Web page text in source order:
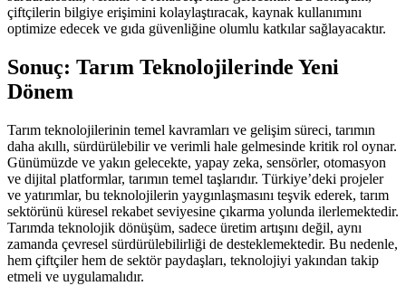
çiftçilerin bilgiye erişimini kolaylaştıracak, kaynak kullanımını
optimize edecek ve gıda güvenliğine olumlu katkılar sağlayacaktır.
Sonuç: Tarım Teknolojilerinde Yeni
Dönem
Tarım teknolojilerinin temel kavramları ve gelişim süreci, tarımın
daha akıllı, sürdürülebilir ve verimli hale gelmesinde kritik rol oynar.
Günümüzde ve yakın gelecekte, yapay zeka, sensörler, otomasyon
ve dijital platformlar, tarımın temel taşlarıdır. Türkiye’deki projeler
ve yatırımlar, bu teknolojilerin yaygınlaşmasını teşvik ederek, tarım
sektörünü küresel rekabet seviyesine çıkarma yolunda ilerlemektedir.
Tarımda teknolojik dönüşüm, sadece üretim artışını değil, aynı
zamanda çevresel sürdürülebilirliği de desteklemektedir. Bu nedenle,
hem çiftçiler hem de sektör paydaşları, teknolojiyi yakından takip
etmeli ve uygulamalıdır.